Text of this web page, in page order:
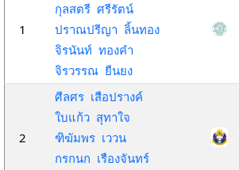
1
กุลสตรี ศรีรัตน์
ปราณปรีญา ลิ้นทอง
จิรนันท์ ทองคำ
จิรวรรณ ยืนยง
2
ศีลศร เสือปรางค์
ใบแก้ว สุทาใจ
ฑิฆัมพร เววน
กรกนก เรืองจันทร์